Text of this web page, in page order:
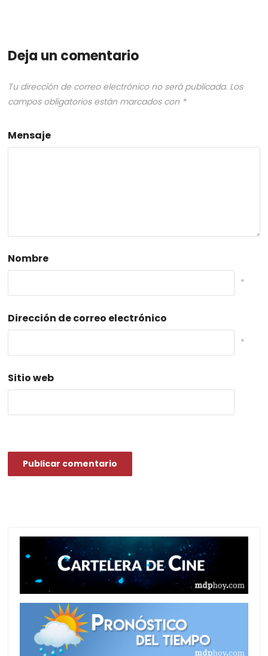
Deja un comentario
Tu dirección de correo electrónico no será publicada. Los
campos obligatorios están marcados con *
Mensaje
Nombre
*
Dirección de correo electrónico
*
Sitio web